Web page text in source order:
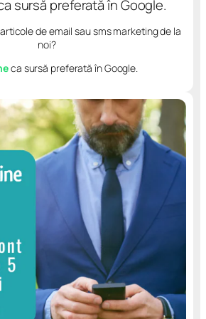
sursă preferată în Google.
de email sau sms marketing de la
noi?
ca sursă preferată în Google.